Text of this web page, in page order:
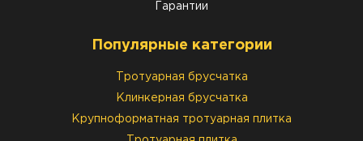
Гарантии
Популярные категории
Тротуарная брусчатка
Клинкерная брусчатка
Крупноформатная тротуарная плитка